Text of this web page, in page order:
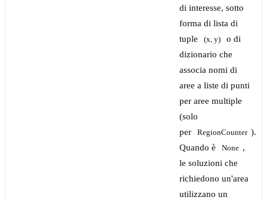
di interesse, sotto
forma di lista di
tuple
(x, y)
o di
dizionario che
associa nomi di
aree a liste di punti
per aree multiple
(solo
per
RegionCounter ).
Quando è
None ,
le soluzioni che
richiedono un'area
utilizzano un